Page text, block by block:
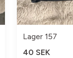
Lager 157
40 SEK